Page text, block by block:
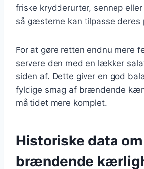
friske krydderurter, sennep
så gæsterne kan tilpasse deres
For at gøre retten endnu mere
servere den med en lækker
siden af. Dette giver en god
fyldige smag af brændende
måltidet mere komplet.
Historiske data om
brændende